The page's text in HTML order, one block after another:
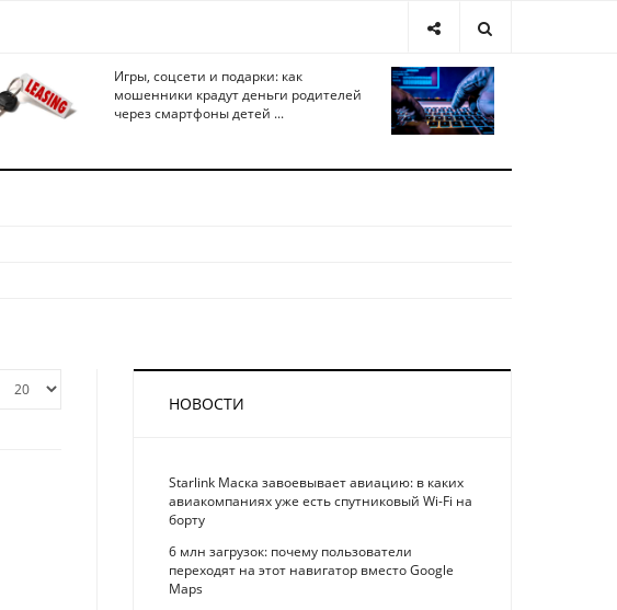
Игры, соцсети и подарки: как
мошенники крадут деньги родителей
через смартфоны детей ...
НОВОСТИ
Starlink Маска завоевывает авиацию: в каких
авиакомпаниях уже есть спутниковый Wi-Fi на
борту
6 млн загрузок: почему пользователи
переходят на этот навигатор вместо Google
Maps